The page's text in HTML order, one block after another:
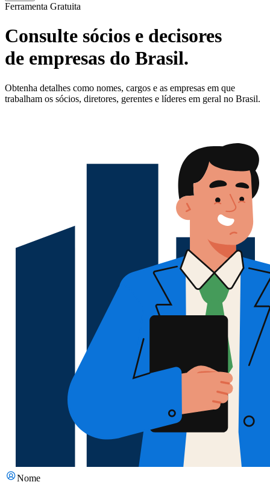
Ferramenta Gratuita
Consulte sócios e decisores
de empresas do Brasil.
Obtenha detalhes como nomes, cargos e as empresas em que
trabalham os sócios, diretores, gerentes e líderes em geral no Brasil.
Nome